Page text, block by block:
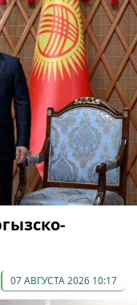
07 АВГУСТА 2026 10:17